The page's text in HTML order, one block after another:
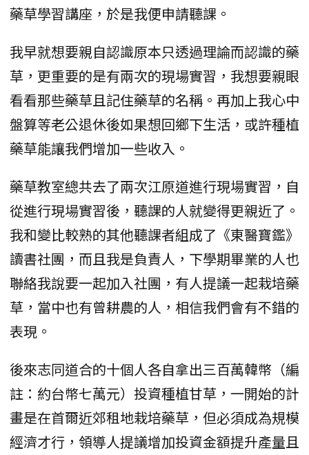
藥草學習講座，於是我便申請聽課。
我早就想要親自認識原本只透過理論而認識的藥
草，更重要的是有兩次的現場實習，我想要親眼
看看那些藥草且記住藥草的名稱。再加上我心中
盤算等老公退休後如果想回鄉下生活，或許種植
藥草能讓我們增加一些收入。
藥草教室總共去了兩次江原道進行現場實習，自
從進行現場實習後，聽課的人就變得更親近了。
我和變比較熟的其他聽課者組成了《東醫寶鑑》
讀書社團，而且我是負責人，下學期畢業的人也
聯絡我說要一起加入社團，有人提議一起栽培藥
草，當中也有曾耕農的人，相信我們會有不錯的
表現。
後來志同道合的十個人各自拿出三百萬韓幣（編
註：約台幣七萬元）投資種植甘草，一開始的計
畫是在首爾近郊租地栽培藥草，但必須成為規模
經濟才行，領導人提議增加投資金額提升產量且